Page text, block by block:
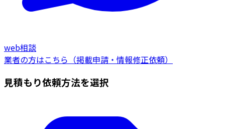
web相談
業者の方はこちら（掲載申請・情報修正依頼）
見積もり依頼方法を選択